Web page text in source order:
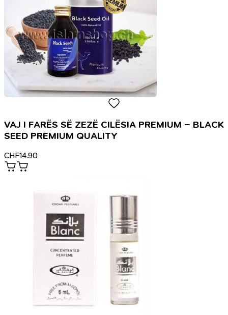
VAJ I FARËS SË ZEZË CILËSIA PREMIUM – BLACK
SEED PREMIUM QUALITY
CHF14.90